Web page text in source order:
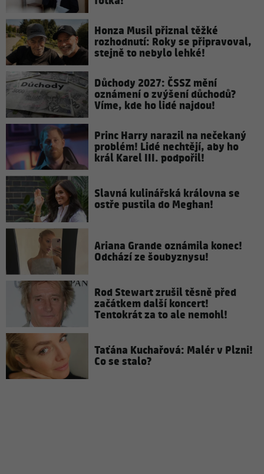
Honza Musil přiznal těžké
rozhodnutí: Roky se připravoval,
stejně to nebylo lehké!
Důchody 2027: ČSSZ mění
oznámení o zvýšení důchodů?
Víme, kde ho lidé najdou!
Princ Harry narazil na nečekaný
problém! Lidé nechtějí, aby ho
král Karel III. podpořil!
Slavná kulinářská královna se
ostře pustila do Meghan!
Ariana Grande oznámila konec!
Odchází ze šoubyznysu!
Rod Stewart zrušil těsně před
začátkem další koncert!
Tentokrát za to ale nemohl!
Taťána Kuchařová: Malér v Plzni!
Co se stalo?